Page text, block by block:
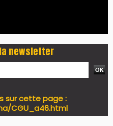
newsletter
sur cette page :
CGU_a46.html